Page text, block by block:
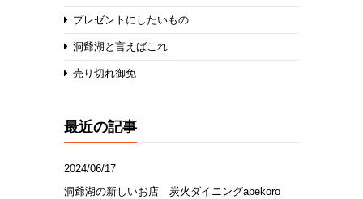
プレゼントにしたいもの
洞爺湖と言えばこれ
売り切れ御免
最近の記事
2024/06/17
洞爺湖の新しいお店 炭火ダイニングapekoro